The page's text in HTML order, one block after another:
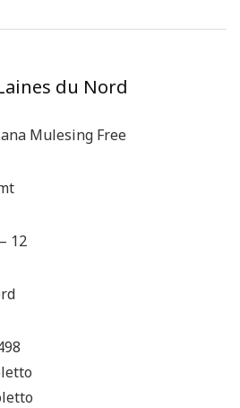
du Nord
Mulesing Free
12